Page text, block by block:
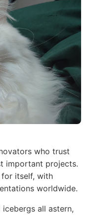
who trust
important projects.
itself, with
worldwide.
all astern,